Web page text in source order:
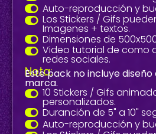
Auto-reproducción y
Los Stickers / Gifs
Imagenes + textos.
Dimensiones de
Video tutorial de como
redes sociales.
Nota:
Este pack no incluye
marca.
10 Stickers / Gifs
personalizados.
Duranción de 5" a 10"
Auto-reproducción y